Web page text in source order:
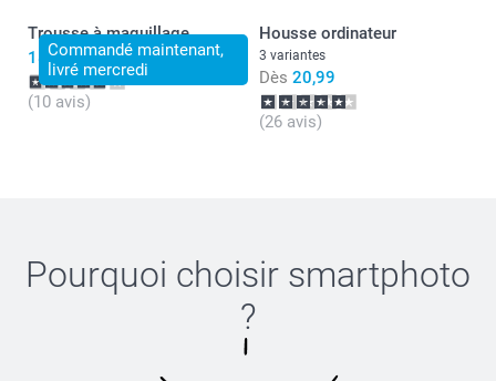
Commandé maintenant,
livré mercredi
Trousse à maquillage
18,99
(10 avis)
Housse ordinateur
3 variantes
Dès 20,99
(26 avis)
Pourquoi choisir smartphoto
?